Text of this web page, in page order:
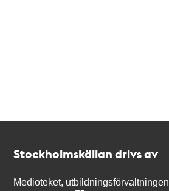
Stockholmskällan drivs av
Medioteket, utbildningsförvaltningen